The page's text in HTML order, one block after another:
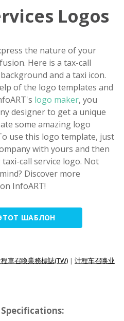
Logos
the nature of your
Here is a tax-call
and a taxi icon.
of the logo templates and
logo maker, you
designer to get a unique
some amazing logo
use this logo template, just
with yours and then
call service logo. Not
Discover more
InfoART!
ШАБЛОН
車召喚業務標誌(TW) | 计程车召唤业